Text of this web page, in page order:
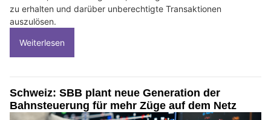
zu erhalten und darüber unberechtigte Transaktionen
auszulösen.
Weiterlesen
Schweiz: SBB plant neue Generation der
Bahnsteuerung für mehr Züge auf dem Netz